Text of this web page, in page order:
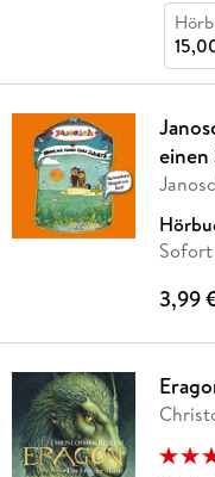
einen
3,99